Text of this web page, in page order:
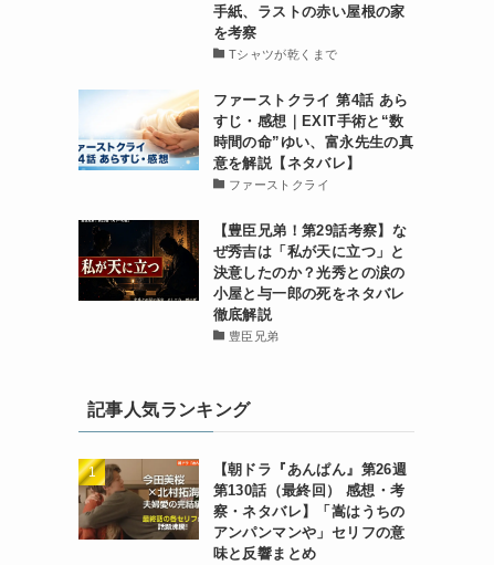
手紙、ラストの赤い屋根の家
を考察
Tシャツが乾くまで
ファーストクライ 第4話 あら
すじ・感想｜EXIT手術と“数
時間の命”ゆい、富永先生の真
意を解説【ネタバレ】
ファーストクライ
【豊臣兄弟！第29話考察】な
ぜ秀吉は「私が天に立つ」と
決意したのか？光秀との涙の
小屋と与一郎の死をネタバレ
徹底解説
豊臣兄弟
記事人気ランキング
【朝ドラ『あんぱん』第26週
第130話（最終回） 感想・考
察・ネタバレ】「嵩はうちの
アンパンマンや」セリフの意
味と反響まとめ